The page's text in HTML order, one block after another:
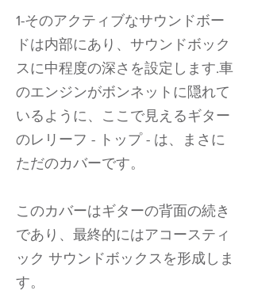
1-そのアクティブなサウンドボー
ドは内部にあり、サウンドボック
スに中程度の深さを設定します.車
のエンジンがボンネットに隠れて
いるように、ここで見えるギター
のレリーフ - トップ - は、まさに
ただのカバーです。
このカバーはギターの背面の続き
であり、最終的にはアコースティ
ック サウンドボックスを形成しま
す。